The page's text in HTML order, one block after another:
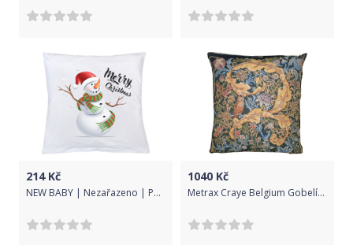
214Kč
NEW BABY | Nezařazeno | Polštář New Baby s potiskem Merry Christmas 40x40 cm | Bílá |
1040 Kč
Metrax Craye Belgium Gobelínový povlak na polštář